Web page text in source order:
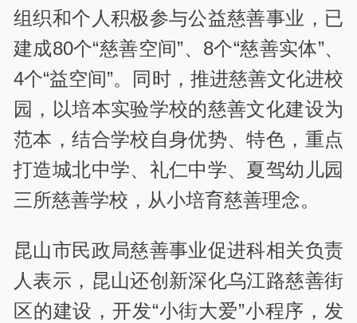
组织和个人积极参与公益慈善事业，已
建成80个“慈善空间”、8个“慈善实体”、
4个“益空间”。同时，推进慈善文化进校
园，以培本实验学校的慈善文化建设为
范本，结合学校自身优势、特色，重点
打造城北中学、礼仁中学、夏驾幼儿园
三所慈善学校，从小培育慈善理念。
昆山市民政局慈善事业促进科相关负责
人表示，昆山还创新深化乌江路慈善街
区的建设，开发“小街大爱”小程序，发